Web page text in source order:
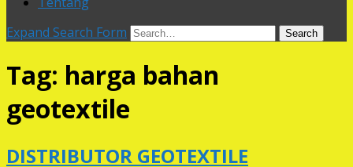
Expand Search Form
Search
Tag: harga bahan
geotextile
DISTRIBUTOR GEOTEXTILE